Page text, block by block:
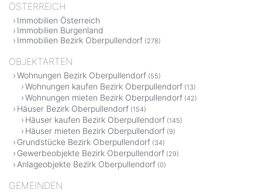
ÖSTERREICH
Immobilien Österreich
Immobilien Burgenland
Immobilien Bezirk Oberpullendorf (278)
OBJEKTARTEN
Wohnungen Bezirk Oberpullendorf (55)
Wohnungen kaufen Bezirk Oberpullendorf (13)
Wohnungen mieten Bezirk Oberpullendorf (42)
Häuser Bezirk Oberpullendorf (154)
Häuser kaufen Bezirk Oberpullendorf (145)
Häuser mieten Bezirk Oberpullendorf (9)
Grundstücke Bezirk Oberpullendorf (34)
Gewerbeobjekte Bezirk Oberpullendorf (29)
Anlageobjekte Bezirk Oberpullendorf (0)
GEMEINDEN